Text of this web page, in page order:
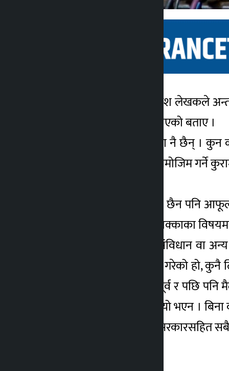
काठमाडौं । पूर्वगृहमन्त्री रमेश
संचारमाध्यममार्फत थाहा पाएको बताए ।
‘मेरो स्थानहद्बारे मलाई थाहा नै छैन्
प्रयोग गर्न पाउँछ । कानुन बमोजिम
स्थानहद हाल कायम छ या छैन पनि
उनले स्थानहद र पासपोर्ट रोक्काका
उनले भने, ‘मलाई देशको संविधान वा
स्थानहद र राहदानी रोक्का गरेको हो,
छ । यो विषय निर्णय गर्नु पूर्व र पछि
मलाइ विश्वास थियो । तर त्यो भएन ।
। तसर्थ यसतर्फ आयोग र सरकारसहित